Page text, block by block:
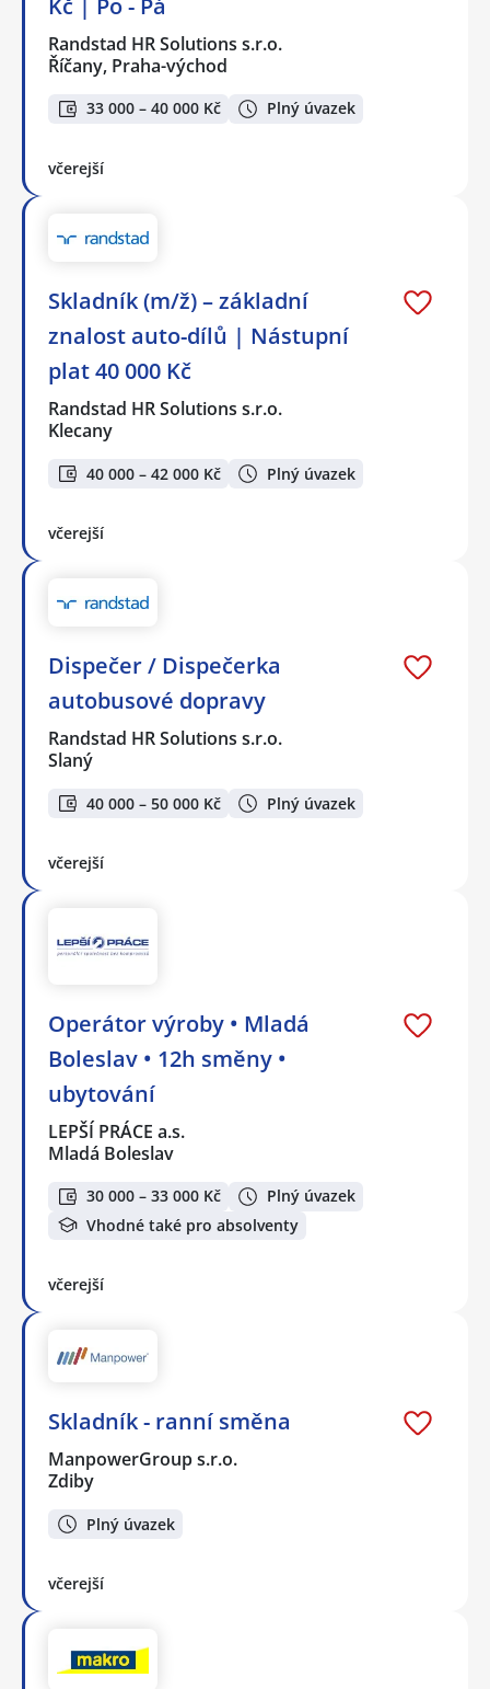
Kč | Po - Pá
Randstad HR Solutions s.r.o.
Říčany, Praha-východ
33 000 – 40 000 Kč Plný úvazek
včerejší
Skladník (m/ž) – základní
znalost auto-dílů | Nástupní
plat 40 000 Kč
Randstad HR Solutions s.r.o.
Klecany
40 000 – 42 000 Kč Plný úvazek
včerejší
Dispečer / Dispečerka
autobusové dopravy
Randstad HR Solutions s.r.o.
Slaný
40 000 – 50 000 Kč Plný úvazek
včerejší
Operátor výroby • Mladá
Boleslav • 12h směny •
ubytování
LEPŠÍ PRÁCE a.s.
Mladá Boleslav
30 000 – 33 000 Kč
Plný úvazek
Vhodné také pro absolventy
včerejší
Skladník - ranní směna
ManpowerGroup s.r.o.
Zdiby
Plný úvazek
včerejší